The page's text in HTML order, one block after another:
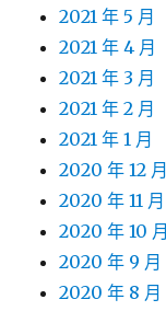
2021 年 5 月
2021 年 4 月
2021 年 3 月
2021 年 2 月
2021 年 1 月
2020 年 12 月
2020 年 11 月
2020 年 10 月
2020 年 9 月
2020 年 8 月